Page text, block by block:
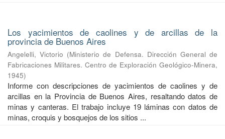
Los yacimientos de caolines y de arcillas de la
provincia de Buenos Aires
Angelelli, Victorio (Ministerio de Defensa. Dirección General de
Fabricaciones Militares. Centro de Exploración Geológico-Minera,
1945)
Informe con descripciones de yacimientos de caolines y de
arcillas en la Provincia de Buenos Aires, resaltando datos de
minas y canteras. El trabajo incluye 19 láminas con datos de
minas, croquis y bosquejos de los sitios ...